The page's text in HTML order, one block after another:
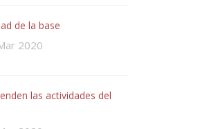
de la base
2020
las actividades del